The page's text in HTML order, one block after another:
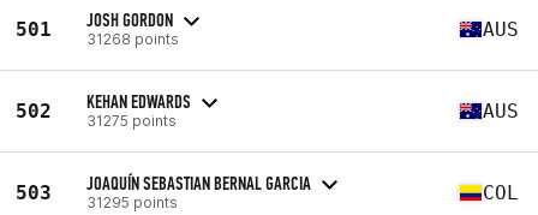
501 JOSH GORDON
31268 points AUS
502 KEHAN EDWARDS
31275 points AUS
503 JOAQUÍN SEBASTIAN BERNAL GARCIA
31295 points COL